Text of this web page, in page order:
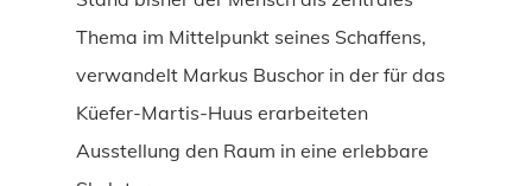
Thema im Mittelpunkt seines Schaffens,
verwandelt Markus Buschor in der für das
Küefer-Martis-Huus erarbeiteten
Ausstellung den Raum in eine erlebbare